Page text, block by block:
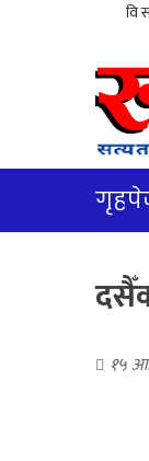
१५